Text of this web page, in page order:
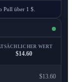
Pull über 1 $.
WERT
$14.60
$13.60